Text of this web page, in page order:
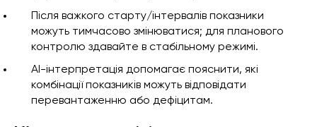
Після важкого старту/інтервалів показники
можуть тимчасово змінюватися; для планового
контролю здавайте в стабільному режимі.
AI-інтерпретація допомагає пояснити, які
комбінації показників можуть відповідати
перевантаженню або дефіцитам.